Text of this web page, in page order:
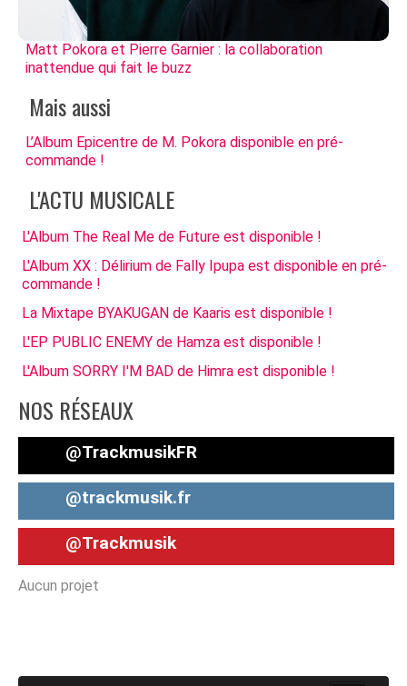
Matt Pokora et Pierre Garnier : la collaboration
inattendue qui fait le buzz
Mais aussi
L’Album Epicentre de M. Pokora disponible en pré-
commande !
L'ACTU MUSICALE
L'Album The Real Me de Future est disponible !
L'Album XX : Délirium de Fally Ipupa est disponible en pré-
commande !
La Mixtape BYAKUGAN de Kaaris est disponible !
L'EP PUBLIC ENEMY de Hamza est disponible !
L'Album SORRY I'M BAD de Himra est disponible !
NOS RÉSEAUX
@TrackmusikFR
@trackmusik.fr
@Trackmusik
Aucun projet